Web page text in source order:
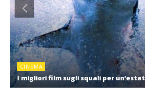
CINEMA
I migliori film sugli squali per